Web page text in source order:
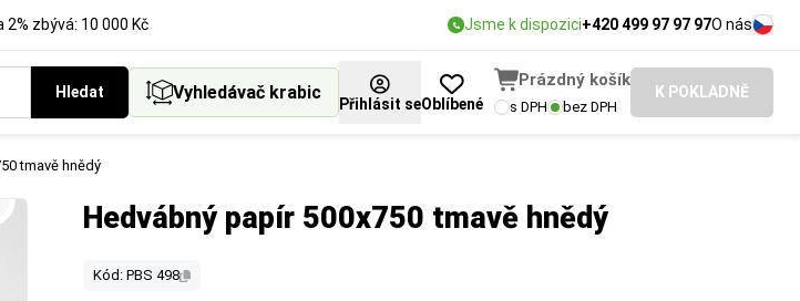
zbývá: 10 000 Kč Jsme k dispozici+420 499 97 97 97O nás
Hledat Vyhledávač krabic
Přihlásit seOblíbené
Prázdný košík
s DPH bez DPH
K POKLADNĚ
tmavě hnědý
Hedvábný papír 500x750 tmavě hnědý
Kód: PBS 498